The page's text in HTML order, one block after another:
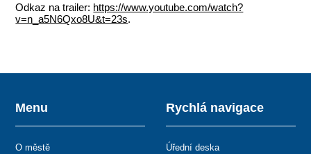
Odkaz na trailer: https://www.youtube.com/watch?
v=n_a5N6Qxo8U&t=23s.
Menu
O městě
Rychlá navigace
Úřední deska